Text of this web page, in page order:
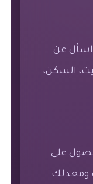
اسأل عن
السكن،
على
ومعدلك